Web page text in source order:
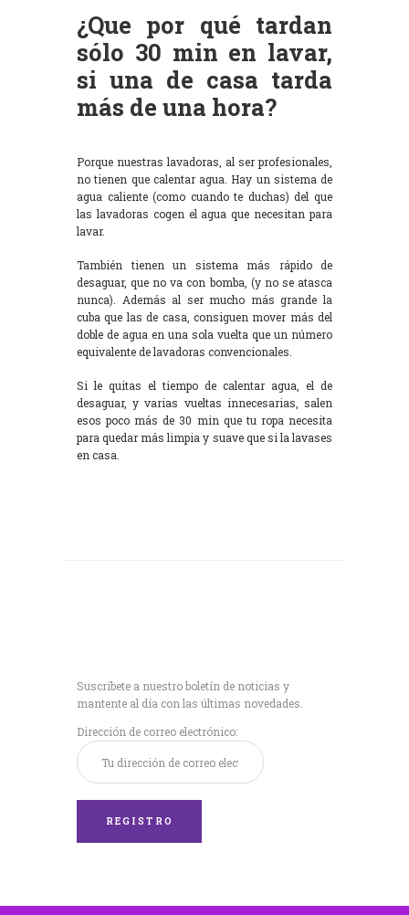
¿Que por qué tardan
sólo 30 min en lavar,
si una de casa tarda
más de una hora?
Porque nuestras lavadoras, al ser profesionales,
no tienen que calentar agua. Hay un sistema de
agua caliente (como cuando te duchas) del que
las lavadoras cogen el agua que necesitan para
lavar.
También tienen un sistema más rápido de
desaguar, que no va con bomba, (y no se atasca
nunca). Además al ser mucho más grande la
cuba que las de casa, consiguen mover más del
doble de agua en una sola vuelta que un número
equivalente de lavadoras convencionales.
Si le quitas el tiempo de calentar agua, el de
desaguar, y varias vueltas innecesarias, salen
esos poco más de 30 min que tu ropa necesita
para quedar más limpia y suave que si la lavases
en casa.
Suscríbete a nuestro boletín de noticias y
mantente al día con las últimas novedades.
Dirección de correo electrónico: